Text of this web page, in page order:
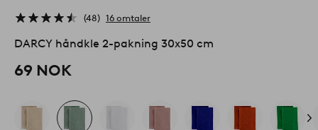
48 16 omtaler
DARCY håndkle 2-pakning 30x50 cm
69 NOK